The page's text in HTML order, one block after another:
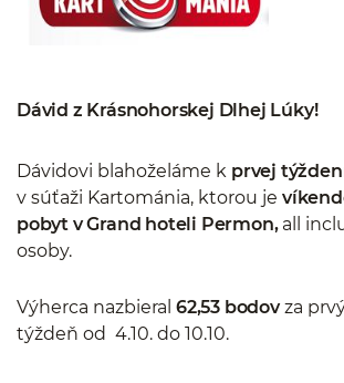
Dávid z Krásnohorskej Dlhej Lúky!
Dávidovi blahoželáme k prvej
v súťaži Kartománia, ktorou je
pobyt v Grand hoteli Permon,all
osoby.
Výherca nazbieral 62,53 bodovza
týždeň od 4.10. do 10.10.